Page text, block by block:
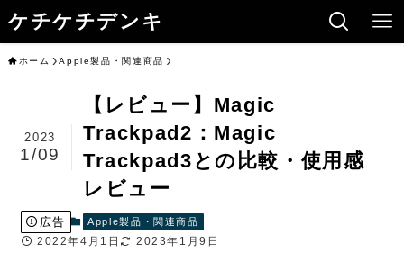
ケチケチデンキ
ホーム Apple製品・関連商品
【レビュー】Magic
Trackpad2：Magic
Trackpad3との比較・使用感
レビュー
2023
1/09
広告 Apple製品・関連商品
2022年4月1日 2023年1月9日